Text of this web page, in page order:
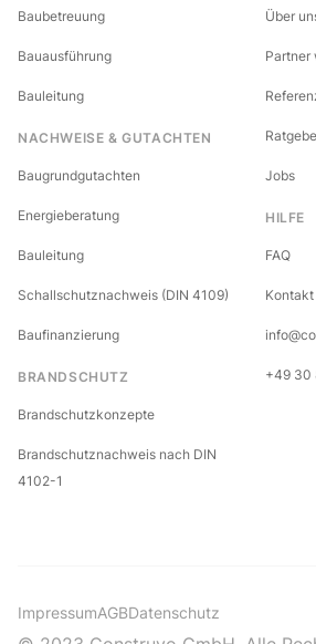
Baubetreuung
Bauausführung
Bauleitung
NACHWEISE & GUTACHTEN
Baugrundgutachten
Energieberatung
Bauleitung
Schallschutznachweis (DIN 4109)
Baufinanzierung
BRANDSCHUTZ
Brandschutzkonzepte
Brandschutznachweis nach DIN
4102-1
Über
Partner
Jobs
HILFE
FAQ
Kontakt
+49 30
ImpressumAGBDatenschutz